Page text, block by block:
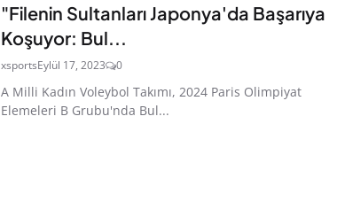
"Filenin Sultanları Japonya'da Başarıya
Koşuyor: Bul...
xsportsEylül 17, 2023 0
A Milli Kadın Voleybol Takımı, 2024 Paris Olimpiyat
Elemeleri B Grubu'nda Bul...